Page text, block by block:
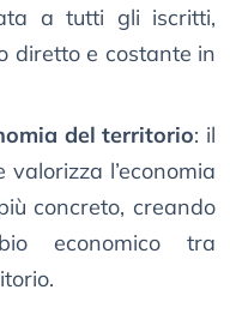
a tutti gli iscritti,
diretto e costante in
del territorio: il
l’economia
concreto, creando
economico tra